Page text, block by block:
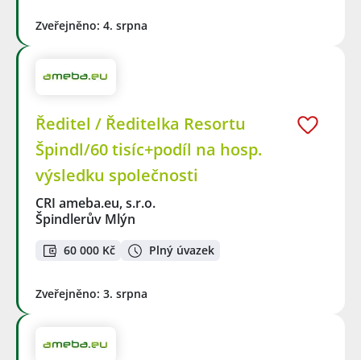
Zveřejněno: 4. srpna
Ředitel / Ředitelka Resortu
Špindl/60 tisíc+podíl na hosp.
výsledku společnosti
CRI ameba.eu, s.r.o.
Špindlerův Mlýn
60 000 Kč Plný úvazek
Zveřejněno: 3. srpna